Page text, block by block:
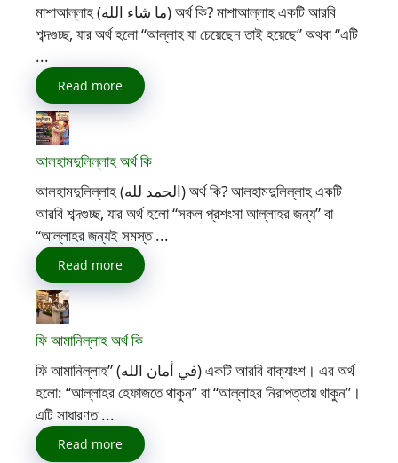
মাশাআল্লাহ (ما شاء الله) অর্থ কি? মাশাআল্লাহ একটি আরবি
শব্দগুচ্ছ, যার অর্থ হলো “আল্লাহ যা চেয়েছেন তাই হয়েছে” অথবা “এটি
...
Read more
আলহামদুলিল্লাহ অর্থ কি
আলহামদুলিল্লাহ (الحمد لله) অর্থ কি? আলহামদুলিল্লাহ একটি
আরবি শব্দগুচ্ছ, যার অর্থ হলো “সকল প্রশংসা আল্লাহর জন্য” বা
“আল্লাহর জন্যই সমস্ত ...
Read more
ফি আমানিল্লাহ অর্থ কি
ফি আমানিল্লাহ” (في أمان الله) একটি আরবি বাক্যাংশ। এর অর্থ
হলো: “আল্লাহর হেফাজতে থাকুন” বা “আল্লাহর নিরাপত্তায় থাকুন”।
এটি সাধারণত ...
Read more